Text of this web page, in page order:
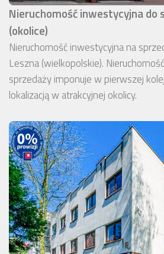
Nieruchomość inwestycyjna do
(okolice)
Nieruchomość inwestycyjna na
Leszna (wielkopolskie).
sprzedaży imponuje w pierwszej
lokalizacją w atrakcyjnej okolicy.